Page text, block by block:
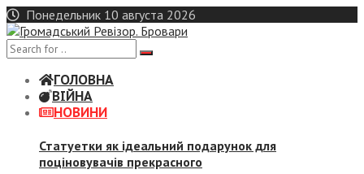
Skip
to
content
Понедельник 10 августа 2026
ГОЛОВНА
ВІЙНА
НОВИНИ
Статуетки як ідеальний подарунок для
поціновувачів прекрасного